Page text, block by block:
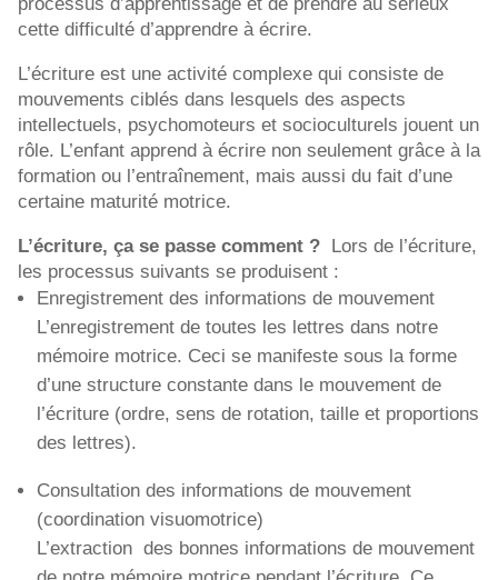
cette difficulté d’apprendre à écrire.
L’écriture est une activité complexe qui consiste de
mouvements ciblés dans lesquels des aspects
intellectuels, psychomoteurs et socioculturels jouent un
rôle. L’enfant apprend à écrire non seulement grâce à la
formation ou l’entraînement, mais aussi du fait d’une
certaine maturité motrice.
L’écriture, ça se passe comment ?
Lors de l’écriture,
les processus suivants se produisent :
Enregistrement des informations de mouvement
L’enregistrement de toutes les lettres dans notre
mémoire motrice. Ceci se manifeste sous la forme
d’une structure constante dans le mouvement de
l’écriture (ordre, sens de rotation, taille et proportions
des lettres).
Consultation des informations de mouvement
(coordination visuomotrice)
L’extraction des bonnes informations de mouvement